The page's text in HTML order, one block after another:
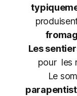
Les
pour les
Le